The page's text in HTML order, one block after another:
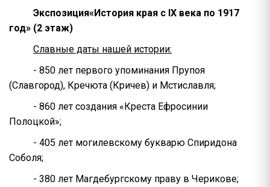
Экспозиция«История края с IX века по 1917
год» (2 этаж)
Славные даты нашей истории:
- 850 лет первого упоминания Прупоя
(Славгород), Кречюта (Кричев) и Мстиславля;
- 860 лет создания «Креста Ефросинии
Полоцкой»;
- 405 лет могилевскому букварю Спиридона
Соболя;
- 380 лет Магдебургскому праву в Черикове;